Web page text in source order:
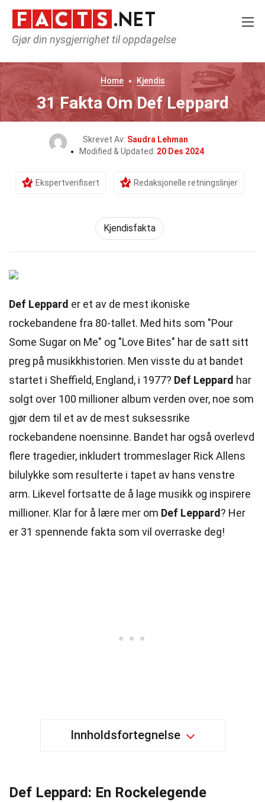
Gjør din nysgjerrighet til oppdagelse
Home Kjendis
31 Fakta Om Def Leppard
Skrevet Av: Saudra Lehman
Modified & Updated: 20 Des 2024
Ekspertverifisert Redaksjonelle retningslinjer
Kjendisfakta
Def Leppard er et av de mest ikoniske
rockebandene fra 80-tallet. Med hits som "Pour
Some Sugar on Me" og "Love Bites" har de satt sitt
preg på musikkhistorien. Men visste du at bandet
startet i Sheffield, England, i 1977? Def Leppard har
solgt over 100 millioner album verden over, noe som
gjør dem til et av de mest suksessrike
rockebandene noensinne. Bandet har også overlevd
flere tragedier, inkludert trommeslager Rick Allens
bilulykke som resulterte i tapet av hans venstre
arm. Likevel fortsatte de å lage musikk og inspirere
millioner. Klar for å lære mer om Def Leppard ? Her
er 31 spennende fakta som vil overraske deg!
Innholdsfortegnelse
Def Leppard: En Rockelegende